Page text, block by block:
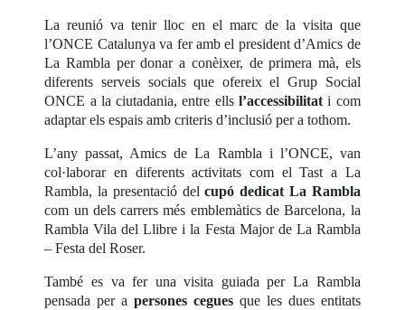
La reunió va tenir lloc en el marc de la visita que
l’ONCE Catalunya va fer amb el president d’Amics de
La Rambla per donar a conèixer, de primera mà, els
diferents serveis socials que ofereix el Grup Social
ONCE a la ciutadania, entre ellsl’accessibilitat i com
adaptar els espais amb criteris d’inclusió per a tothom.
L’any passat, Amics de La Rambla i l’ONCE, van
col·laborar en diferents activitats com el Tast a La
Rambla, la presentació delcupó dedicat La Rambla
com un dels carrers més emblemàtics de Barcelona, la
Rambla Vila del Llibre i la Festa Major de La Rambla
– Festa del Roser.
També es va fer una visita guiada per La Rambla
pensada per apersones cegues que les dues entitats